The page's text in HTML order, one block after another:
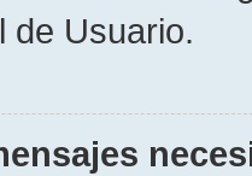
de Usuario.